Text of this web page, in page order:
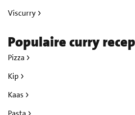
Viscurry
Populaire curry
Pizza
Kip
Kaas